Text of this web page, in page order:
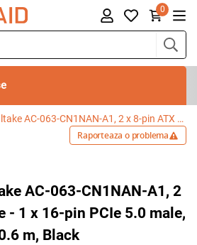
0
Cablu Thermaltake AC-063-CN1NAN-A1, 2 x 8-pin ATX male - 1 x 16-pin PCIe 5.0 male, 0.6 m, Black
Raporteaza o problema
AC-063-CN1NAN-A1, 2
- 1 x 16-pin PCIe 5.0 male,
m, Black